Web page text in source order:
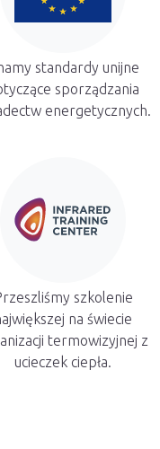
standardy unijne
sporządzania
energetycznych.
szkolenie
na świecie
termowizyjnej z
ucieczek ciepła.